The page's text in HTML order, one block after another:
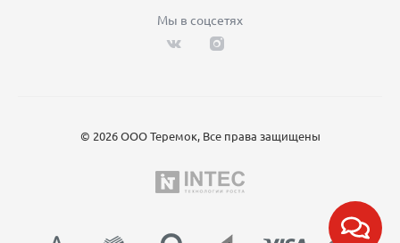
Мы в соцсетях
© 2026 ООО Теремок, Все права защищены